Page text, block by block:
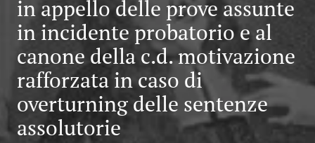
in appello delle prove assunte
in incidente probatorio e al
canone della c.d. motivazione
rafforzata in caso di
overturning delle sentenze
assolutorie